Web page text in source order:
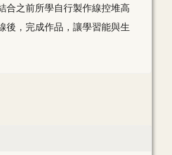
合之前所學自行製作線控堆高
後，完成作品，讓學習能與生